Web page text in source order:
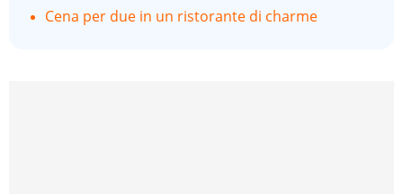
Cena per due in un ristorante di charme